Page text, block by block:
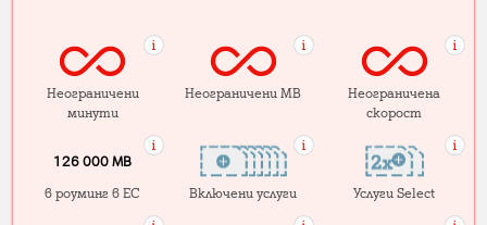
Неограничени
минути
Неограничени MB
Неограничена
скорост
126 000 MB
в роуминг в ЕС
Включени услуги Услуги Select